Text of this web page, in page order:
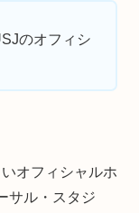
のオフィシ
オフィシャルホ
サル・スタジ